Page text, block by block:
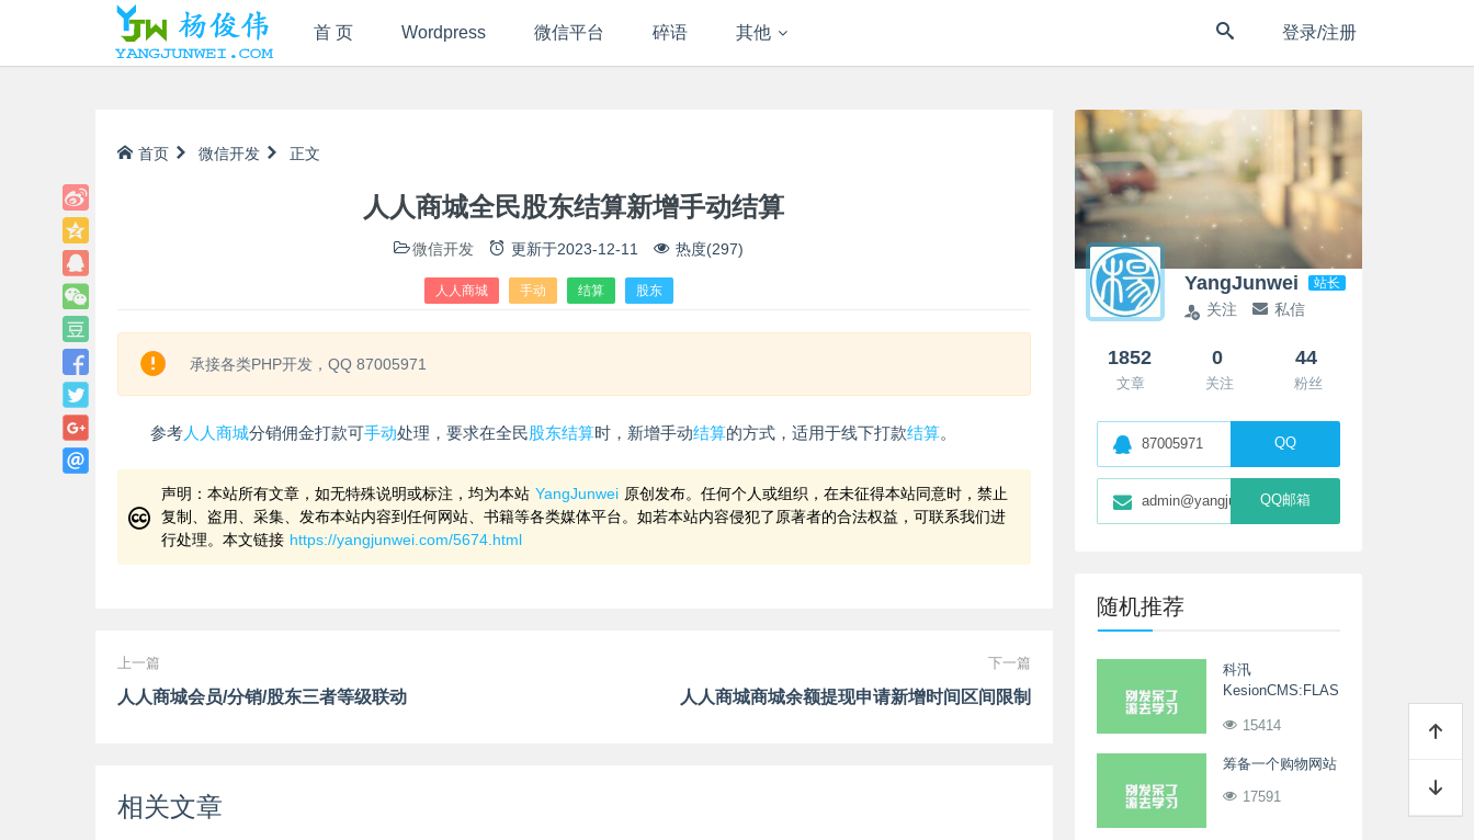
首 页 Wordpress 微信平台 碎语 其他 登录/注册
首页 微信开发 正文
人人商城全民股东结算新增手动结算
微信开发 更新于2023-12-11 热度(297)
人人商城 手动 结算 股东
承接各类PHP开发，QQ 87005971
参考人人商城分销佣金打款可手动处理，要求在全民股东结算时，新增手动结算的方式，适用于线下打款结算。
声明：本站所有文章，如无特殊说明或标注，均为本站 YangJunwei 原创发布。任何个人或组织，在未征得本站同意时，禁止
复制、盗用、采集、发布本站内容到任何网站、书籍等各类媒体平台。如若本站内容侵犯了原著者的合法权益，可联系我们进
行处理。本文链接 https://yangjunwei.com/5674.html
上一篇
人人商城会员/分销/股东三者等级联动
下一篇
人人商城商城余额提现申请新增时间区间限制
相关文章
YangJunwei 站长
关注 私信
1852
文章
0
关注
44
粉丝
87005971 QQ
admin@yangjunwei.com
QQ邮箱
随机推荐
科汛
KesionCMS:FLASH、
Vcastr3.0拓展
15414
筹备一个购物网站
17591